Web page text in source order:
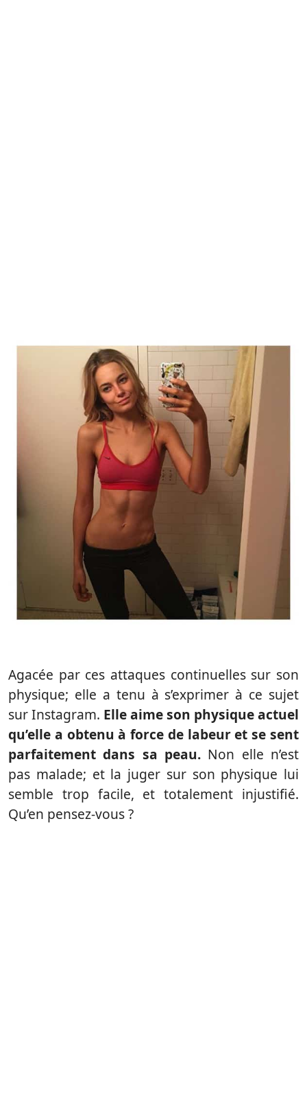
Agacée par ces attaques continuelles sur son
physique; elle a tenu à s’exprimer à ce sujet
sur Instagram. Elle aime son physique actuel
qu’elle a obtenu à force de labeur et se sent
parfaitement dans sa peau. Non elle n’est
pas malade; et la juger sur son physique lui
semble trop facile, et totalement injustifié.
Qu’en pensez-vous ?